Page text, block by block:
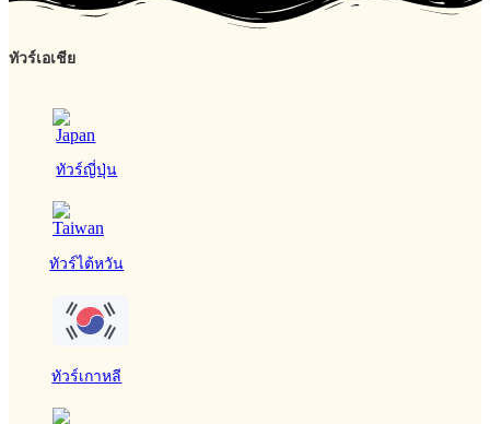
ทัวร์เอเชีย
ทัวร์ญี่ปุ่น
ทัวร์ไต้หวัน
ทัวร์เกาหลี